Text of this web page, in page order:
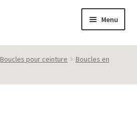
Menu
Boucles pour ceinture
Boucles en